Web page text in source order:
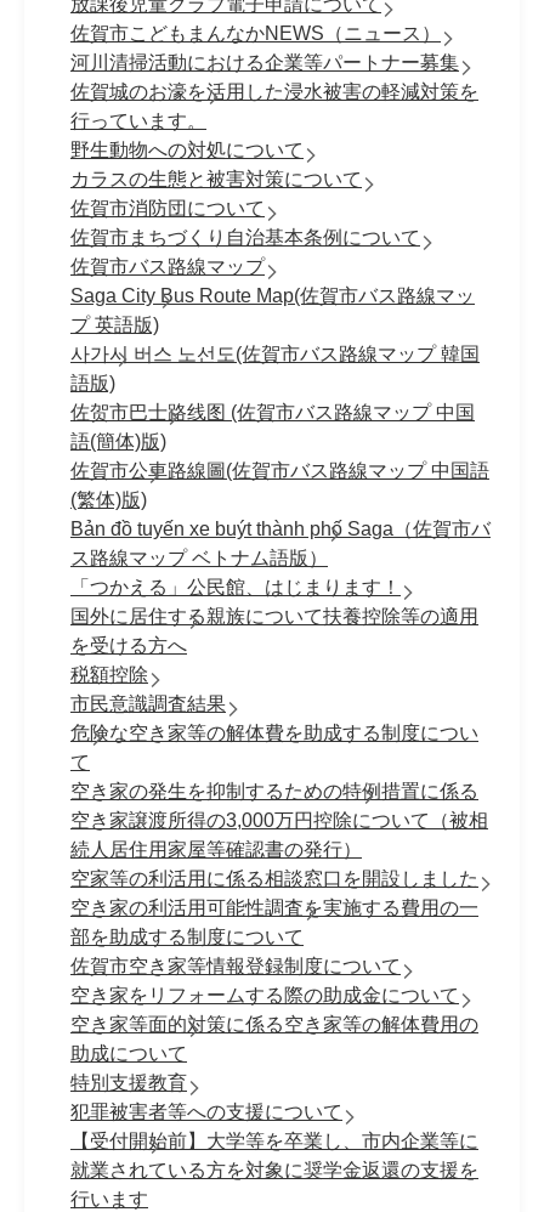
放課後児童クラブ電子申請について
佐賀市こどもまんなかNEWS（ニュース）
河川清掃活動における企業等パートナー募集
佐賀城のお濠を活用した浸水被害の軽減対策を
行っています。
野生動物への対処について
カラスの生態と被害対策について
佐賀市消防団について
佐賀市まちづくり自治基本条例について
佐賀市バス路線マップ
Saga City Bus Route Map(佐賀市バス路線マッ
プ 英語版)
사가시 버스 노선도(佐賀市バス路線マップ 韓国
語版)
佐贺市巴士路线图 (佐賀市バス路線マップ 中国
語(簡体)版)
佐賀市公車路線圖(佐賀市バス路線マップ 中国語
(繁体)版)
Bản đồ tuyến xe buýt thành phố Saga（佐賀市バ
ス路線マップ ベトナム語版）
「つかえる」公民館、はじまります！
国外に居住する親族について扶養控除等の適用
を受ける方へ
税額控除
市民意識調査結果
危険な空き家等の解体費を助成する制度につい
て
空き家の発生を抑制するための特例措置に係る
空き家譲渡所得の3,000万円控除について（被相
続人居住用家屋等確認書の発行）
空家等の利活用に係る相談窓口を開設しました
空き家の利活用可能性調査を実施する費用の一
部を助成する制度について
佐賀市空き家等情報登録制度について
空き家をリフォームする際の助成金について
空き家等面的対策に係る空き家等の解体費用の
助成について
特別支援教育
犯罪被害者等への支援について
【受付開始前】大学等を卒業し、市内企業等に
就業されている方を対象に奨学金返還の支援を
行います